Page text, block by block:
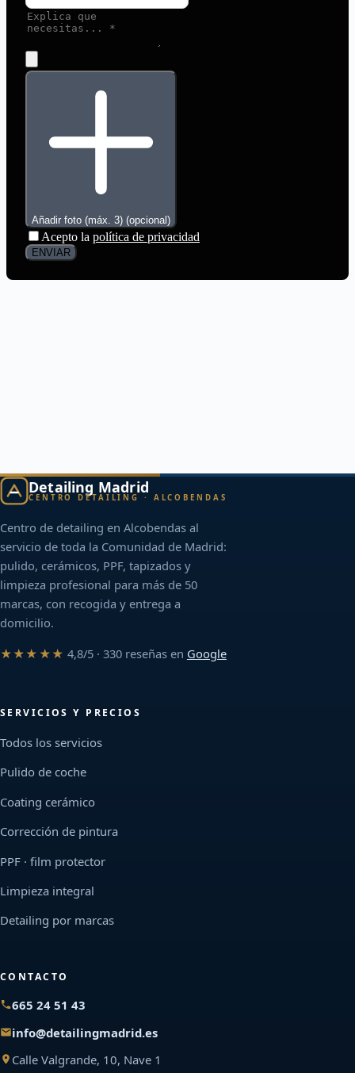
Detailing Madrid
CENTRO DETAILING · ALCOBENDAS
Centro de detailing en Alcobendas al
servicio de toda la Comunidad de Madrid:
pulido, cerámicos, PPF, tapizados y
limpieza profesional para más de 50
marcas, con recogida y entrega a
domicilio.
★★★★★ 4,8/5 · 330 reseñas en Google
SERVICIOS Y PRECIOS
Todos los servicios
Pulido de coche
Coating cerámico
Corrección de pintura
PPF · film protector
Limpieza integral
Detailing por marcas
CONTACTO
665 24 51 43
info@detailingmadrid.es
Calle Valgrande, 10, Nave 1